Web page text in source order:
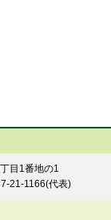
目1番地の1
21-1166(代表)